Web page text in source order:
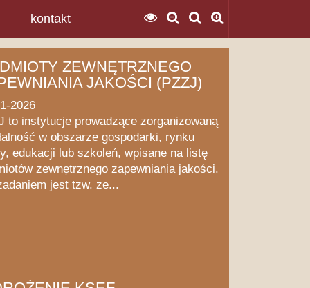
kontakt
ZEWNĘTRZNEGO
JAKOŚCI (PZZJ)
2026
to instytucje prowadzące zorganizowaną
w obszarze gospodarki, rynku
edukacji lub szkoleń, wpisane na listę
zewnętrznego zapewniania jakości.
jest tzw. ze...